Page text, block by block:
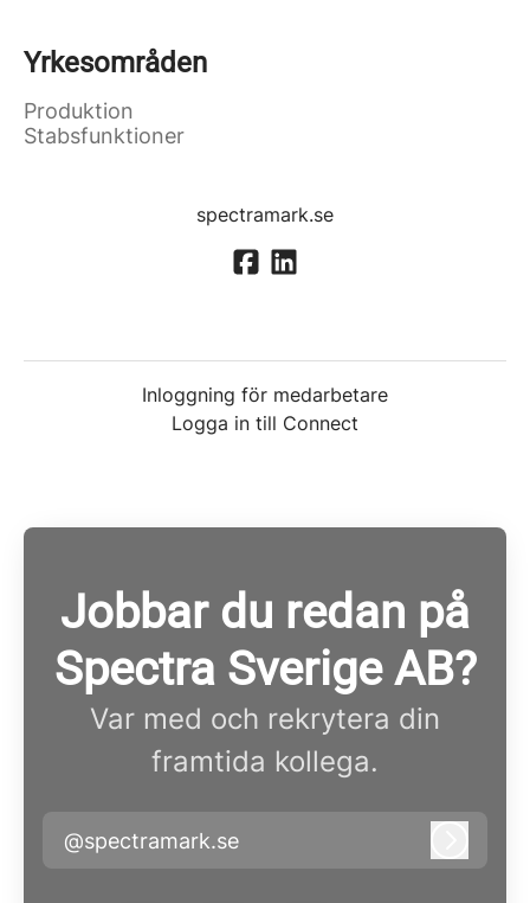
Yrkesområden
Produktion
Stabsfunktioner
spectramark.se
Inloggning för medarbetare
Logga in till Connect
Jobbar du redan på
Spectra Sverige AB?
Var med och rekrytera din
framtida kollega.
@spectramark.se